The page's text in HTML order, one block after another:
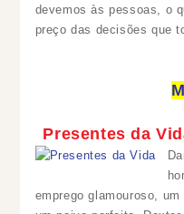
devemos às pessoas, o
preço das decisões que
Presentes da
emprego glamouroso,